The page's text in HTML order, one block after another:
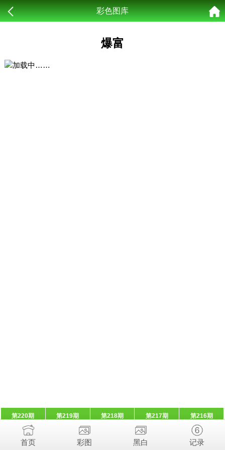
彩色图库
爆富
第220期 第219期 第218期 第217期 第216期
首页 彩图 黑白 记录